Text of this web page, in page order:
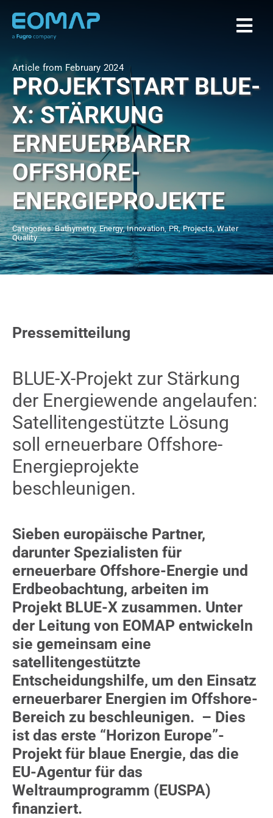
content
Home
Services
Markets
EOAPPS
About
News
Article from February 2024
PROJEKTSTART BLUE-
X: STÄRKUNG
ERNEUERBARER
OFFSHORE-
ENERGIEPROJEKTE
Categories:Bathymetry,Energy,Innovation,PR,Projects,Water
Quality
Pressemitteilung
BLUE-X-Projekt zur Stärkung
der Energiewende angelaufen:
Satellitengestützte Lösung
soll
erneuerbare Offshore-
Energieprojekte
beschleunigen.
Sieben europäische Partner,
darunter Spezialisten für
erneuerbare Offshore-Energie und
Erdbeobachtung, arbeiten im
Projekt BLUE-X zusammen. Unter
der Leitung von EOMAP entwickeln
sie gemeinsam eine
satellitengestützte
Entscheidungshilfe, um den Einsatz
erneuerbarer Energien im Offshore-
Bereich zu beschleunigen. – Dies
ist das erste “Horizon Europe”-
Projekt für blaue Energie, das die
EU-Agentur für das
Weltraumprogramm (EUSPA)
finanziert.